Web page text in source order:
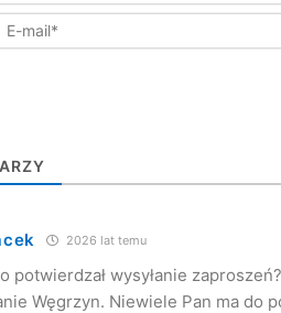
2026 lat temu
potwierdzał wysyłanie
Węgrzyn. Niewiele Pan ma do